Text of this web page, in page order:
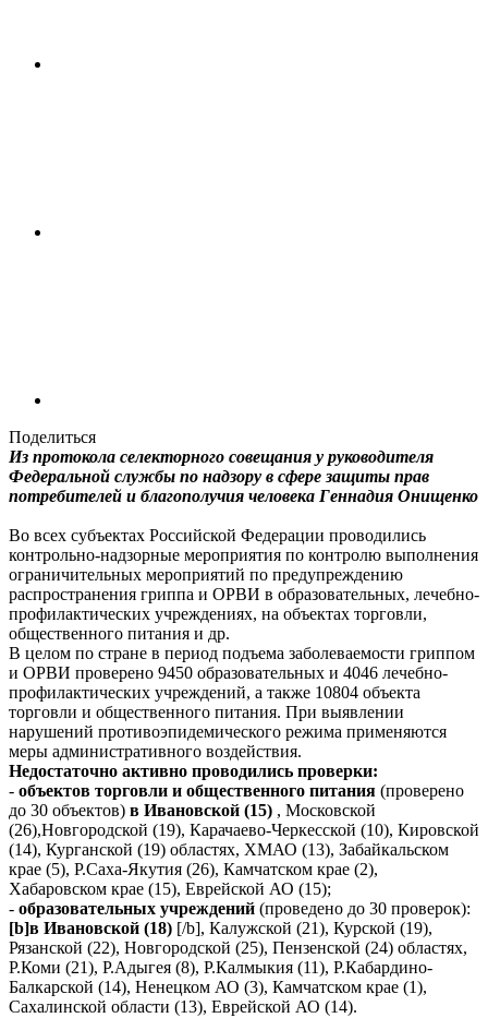
Поделиться
Из протокола селекторного совещания у руководителя
Федеральной службы по надзору в сфере защиты прав
потребителей и благополучия человека Геннадия Онищенко
Во всех субъектах Российской Федерации проводились
контрольно-надзорные мероприятия по контролю выполнения
ограничительных мероприятий по предупреждению
распространения гриппа и ОРВИ в образовательных, лечебно-
профилактических учреждениях, на объектах торговли,
общественного питания и др.
В целом по стране в период подъема заболеваемости гриппом
и ОРВИ проверено 9450 образовательных и 4046 лечебно-
профилактических учреждений, а также 10804 объекта
торговли и общественного питания. При выявлении
нарушений противоэпидемического режима применяются
меры административного воздействия.
Недостаточно активно проводились проверки:
- объектов торговли и общественного питания (проверено
до 30 объектов) в Ивановской (15) , Московской
(26),Новгородской (19), Карачаево-Черкесской (10), Кировской
(14), Курганской (19) областях, ХМАО (13), Забайкальском
крае (5), Р.Саха-Якутия (26), Камчатском крае (2),
Хабаровском крае (15), Еврейской АО (15);
- образовательных учреждений (проведено до 30 проверок):
[b]в Ивановской (18) [/b], Калужской (21), Курской (19),
Рязанской (22), Новгородской (25), Пензенской (24) областях,
Р.Коми (21), Р.Адыгея (8), Р.Калмыкия (11), Р.Кабардино-
Балкарской (14), Ненецком АО (3), Камчатском крае (1),
Сахалинской области (13), Еврейской АО (14).